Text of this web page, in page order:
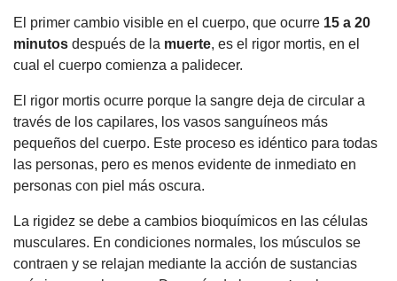
El primer cambio visible en el cuerpo, que ocurre 15 a 20
minutos después de la muerte, es el rigor mortis, en el
cual el cuerpo comienza a palidecer.
El rigor mortis ocurre porque la sangre deja de circular a
través de los capilares, los vasos sanguíneos más
pequeños del cuerpo. Este proceso es idéntico para todas
las personas, pero es menos evidente de inmediato en
personas con piel más oscura.
La rigidez se debe a cambios bioquímicos en las células
musculares. En condiciones normales, los músculos se
contraen y se relajan mediante la acción de sustancias